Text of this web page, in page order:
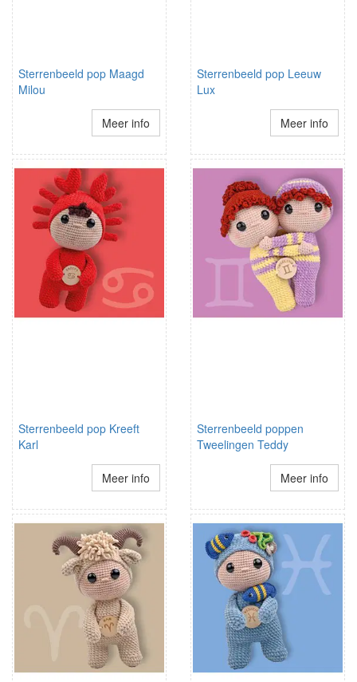
Sterrenbeeld pop Maagd
Milou
Meer info
Sterrenbeeld pop Leeuw
Lux
Meer info
Sterrenbeeld pop Kreeft
Karl
Meer info
Sterrenbeeld poppen
Tweelingen Teddy
Meer info